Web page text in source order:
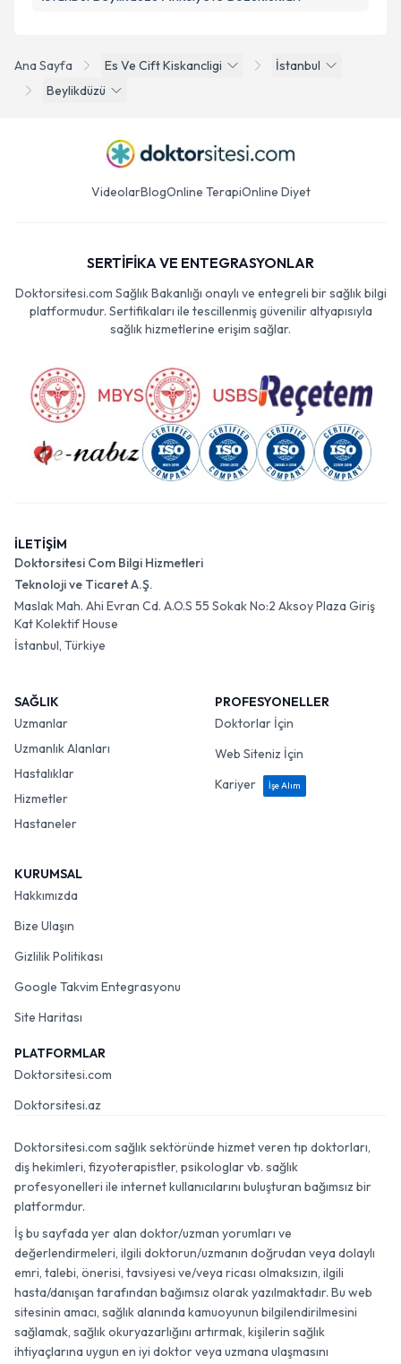
Ana Sayfa Es Ve Cift Kiskancligi
İstanbul
Beylikdüzü
VideolarBlogOnline TerapiOnline Diyet
SERTİFİKA VE ENTEGRASYONLAR
Doktorsitesi.com Sağlık Bakanlığı onaylı ve entegreli bir sağlık bilgi
platformudur. Sertifikaları ile tescillenmiş güvenilir altyapısıyla
sağlık hizmetlerine erişim sağlar.
İLETİŞİM
Doktorsitesi Com Bilgi Hizmetleri
Teknoloji ve Ticaret A.Ş.
Maslak Mah. Ahi Evran Cd. A.O.S 55 Sokak No:2 Aksoy Plaza Giriş
Kat Kolektif House
İstanbul, Türkiye
SAĞLIK
Uzmanlar
Uzmanlık Alanları
Hastalıklar
Hizmetler
Hastaneler
PROFESYONELLER
Doktorlar İçin
Web Siteniz İçin
Kariyer
İşe Alım
KURUMSAL
Hakkımızda
Bize Ulaşın
Gizlilik Politikası
Google Takvim Entegrasyonu
Site Haritası
PLATFORMLAR
Doktorsitesi.com
Doktorsitesi.az
Doktorsitesi.com sağlık sektöründe hizmet veren tıp doktorları,
diş hekimleri, fizyoterapistler, psikologlar vb. sağlık
profesyonelleri ile internet kullanıcılarını buluşturan bağımsız bir
platformdur.
İş bu sayfada yer alan doktor/uzman yorumları ve
değerlendirmeleri, ilgili doktorun/uzmanın doğrudan veya dolaylı
emri, talebi, önerisi, tavsiyesi ve/veya ricası olmaksızın, ilgili
hasta/danışan tarafından bağımsız olarak yazılmaktadır. Bu web
sitesinin amacı, sağlık alanında kamuoyunun bilgilendirilmesini
sağlamak, sağlık okuryazarlığını artırmak, kişilerin sağlık
ihtiyaçlarına uygun en iyi doktor veya uzmana ulaşmasını